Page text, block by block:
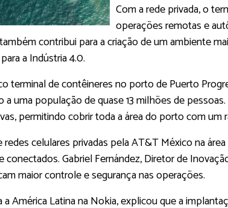
Com a rede privada, o
operações remotas e
contribui para a criação de um ambiente
a Indústria 4.0.
terminal de contêineres no porto de Puerto
uma população de quase 13 milhões de
permitindo cobrir toda a área do porto com
celulares privadas pela AT&T México na
Gabriel Fernández, Diretor de
maior controle e segurança nas operações.
América Latina na Nokia, explicou que a